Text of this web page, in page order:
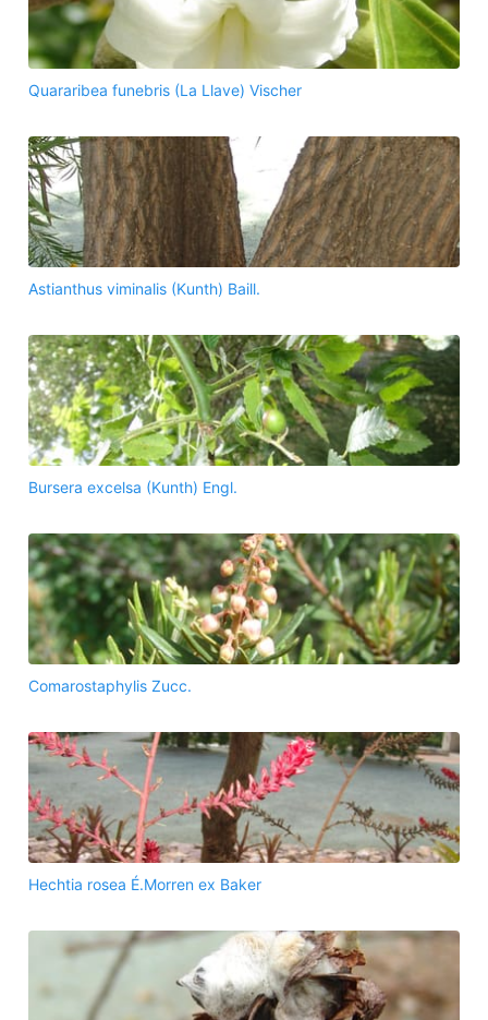
Quararibea funebris (La Llave) Vischer
Astianthus viminalis (Kunth) Baill.
Bursera excelsa (Kunth) Engl.
Comarostaphylis Zucc.
Hechtia rosea É.Morren ex Baker